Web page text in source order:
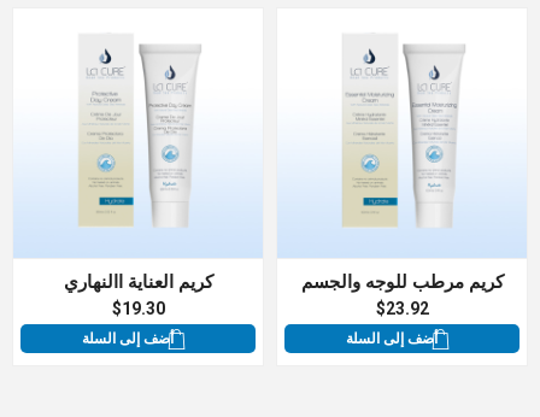
كريم مرطب للوجه والجسم
$23.92
أضف إلى السلة
كريم العناية االنهاري
$19.30
أضف إلى السلة